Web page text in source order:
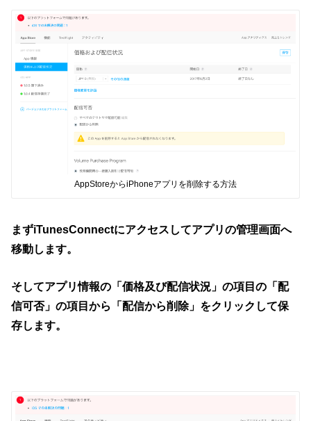
AppStoreからiPhoneアプリを削除する方法
まずiTunesConnectにアクセスしてアプリの管理画面へ
移動します。
そしてアプリ情報の「価格及び配信状況」の項目の「配
信可否」の項目から「配信から削除」をクリックして保
存します。